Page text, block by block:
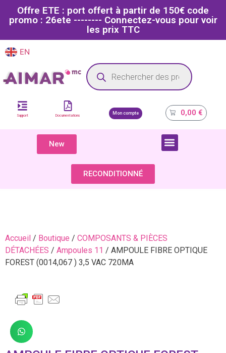
Offre ETE : port offert à partir de 150€ code
promo : 26ete -------- Connectez-vous pour voir
les prix TTC
EN
Site dédié aux professionnels de la santé
Support Documentations
Mon compte 0,00€
New
RECONDITIONNÉ
Accueil / Boutique / COMPOSANTS & PIÈCES
DÉTACHÉES / Ampoules 11 / AMPOULE FIBRE OPTIQUE
FOREST (0014,067 ) 3,5 VAC 720MA